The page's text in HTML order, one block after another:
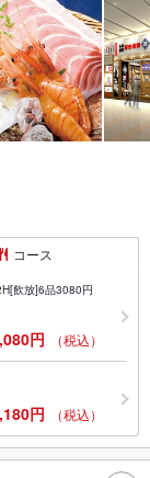
コース
飲放]6品3080円
円 （税込）
円 （税込）